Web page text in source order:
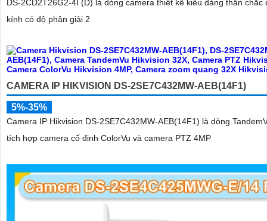
DS-2CD2T26G2-4I (D) là dòng camera thiết kế kiểu dáng thân chắc
kính có độ phân giải 2
CAMERA IP HIKVISION DS-2SE7C432MW-AEB(14F1)
5%-35%
Camera IP Hikvision DS-2SE7C432MW-AEB(14F1) là dòng
tích hợp camera cố định ColorVu và camera PTZ 4MP